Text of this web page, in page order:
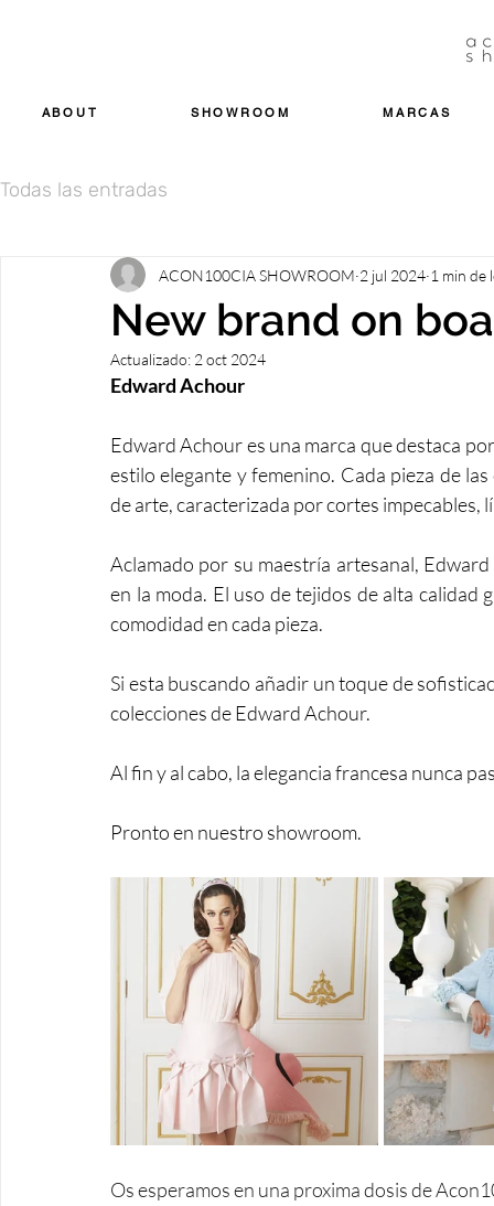
ABOUT SHOWROOM MARCAS
Todas las entradas
New brand on
ACON100CIA SHOWROOM 2 jul 2024 1 min de
Actualizado: 2 oct 2024
Edward Achour
Edward Achour es una marca que destaca
estilo elegante y femenino. Cada pieza de
de arte, caracterizada por cortes impecables,
Aclamado por su maestría artesanal,
en la moda. El uso de tejidos de alta calidad
comodidad en cada pieza.
Si esta buscando añadir un toque de
colecciones de Edward Achour.
Al fin y al cabo, la elegancia francesa nunca
Pronto en nuestro showroom.
Os esperamos en una proxima dosis de